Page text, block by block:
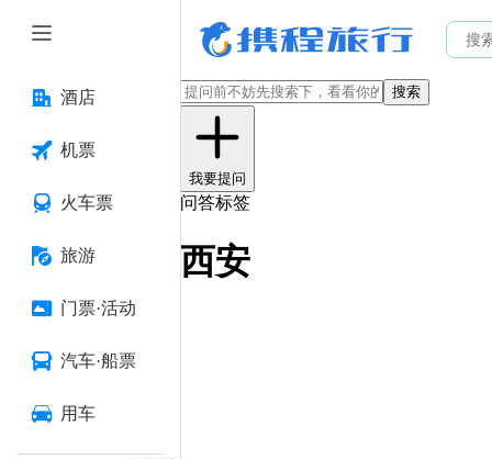
酒店
机票
火车票
旅游
门票·活动
汽车·船票
用车
搜索
我要提问
问答标签
西安